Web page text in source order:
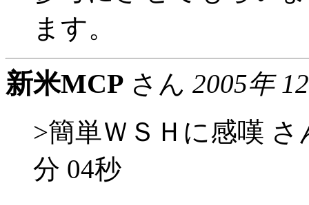
ます。
新米MCP さん 2005年
>簡単ＷＳＨに感嘆 さ
分 04秒